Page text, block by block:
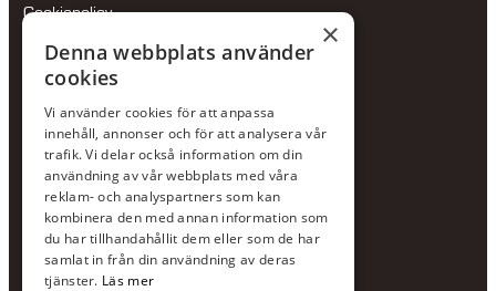
Cookiepolicy
Jour:073-36 88 87 0
Växel:020-120 29 00
E-post:info@scandcon.se
BESÖKSADRESS
Backagårdsgatan 9
511 57 Kinna
×
Denna webbplats använder
cookies
Vi använder cookies för att anpassa
innehåll, annonser och för att analysera vår
trafik. Vi delar också information om din
användning av vår webbplats med våra
reklam- och analyspartners som kan
kombinera den med annan information som
du har tillhandahållit dem eller som de har
samlat in från din användning av deras
tjänster. Läs mer